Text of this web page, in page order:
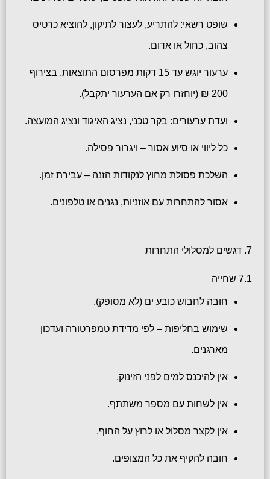
שופט רשאי: להתריע, לעצור לתיקון, להוציא כרטיס
צהוב, כחול או אדום.
ערעור יוגש עד 15 דקות מפרסום התוצאות, בצירוף
200 ₪ (יוחזרו רק אם הערעור יתקבל).
ועדת ערעורים: בקר טכני, נציג האיגוד ונציג המועצה.
כל ליווי או סיוע אסור – ויגרור פסילה.
השלכת פסולת מחוץ לנקודות הזנה – עבירת זמן.
אסור להתחרות עם אוזניות, נגנים או טלפונים.
7. דגשים למסלולי התחרות
7.1 שחייה
חובה לחבוש כובע ים (לא מסופק).
שימוש בחליפות – לפי מדידת טמפרטורה ועדכון
מארגנים.
אין להיכנס למים לפני הזינוק.
אין לשחות עם מספר משתתף.
אין לקצר מסלול או לרוץ על החוף.
חובה להקיף את כל המצופים.